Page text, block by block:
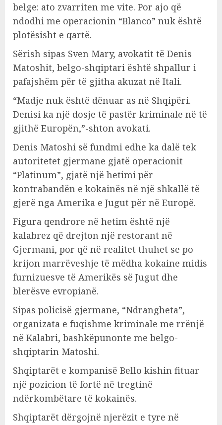
belge: ato zvarriten me vite. Por ajo që
ndodhi me operacionin “Blanco” nuk është
plotësisht e qartë.
Sërish sipas Sven Mary, avokatit të Denis
Matoshit, belgo-shqiptari është shpallur i
pafajshëm për të gjitha akuzat në Itali.
“Madje nuk është dënuar as në Shqipëri.
Denisi ka një dosje të pastër kriminale në të
gjithë Europën,”-shton avokati.
Denis Matoshi së fundmi edhe ka dalë tek
autoritetet gjermane gjatë operacionit
“Platinum”, gjatë një hetimi për
kontrabandën e kokainës në një shkallë të
gjerë nga Amerika e Jugut për në Europë.
Figura qendrore në hetim është një
kalabrez që drejton një restorant në
Gjermani, por që në realitet thuhet se po
krijon marrëveshje të mëdha kokaine midis
furnizuesve të Amerikës së Jugut dhe
blerësve evropianë.
Sipas policisë gjermane, “Ndrangheta”,
organizata e fuqishme kriminale me rrënjë
në Kalabri, bashkëpunonte me belgo-
shqiptarin Matoshi.
Shqiptarët e kompanisë Bello kishin fituar
një pozicion të fortë në tregtinë
ndërkombëtare të kokainës.
Shqiptarët dërgojnë njerëzit e tyre në